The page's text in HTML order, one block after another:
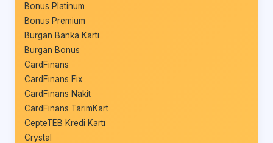
Bonus Platinum
Bonus Premium
Burgan Banka Kartı
Burgan Bonus
CardFinans
CardFinans Fix
CardFinans Nakit
CardFinans TarımKart
CepteTEB Kredi Kartı
Crystal